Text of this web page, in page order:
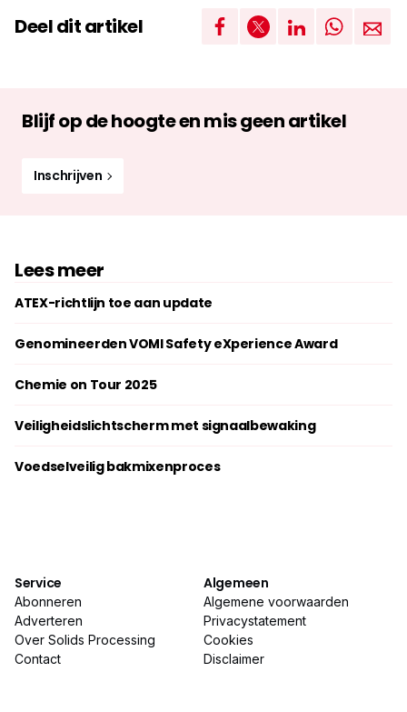
Deel dit artikel
Blijf op de hoogte en mis geen artikel
Inschrijven
Lees meer
ATEX-richtlijn toe aan update
Genomineerden VOMI Safety eXperience Award
Chemie on Tour 2025
Veiligheidslichtscherm met signaalbewaking
Voedselveilig bakmixenproces
Service
Abonneren
Adverteren
Over Solids Processing
Contact
Algemeen
Algemene voorwaarden
Privacystatement
Cookies
Disclaimer